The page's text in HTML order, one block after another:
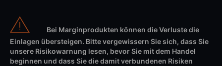
Bei Marginprodukten können die Verluste die
Einlagen übersteigen. Bitte vergewissern Sie sich, dass Sie
unsere Risikowarnung lesen, bevor Sie mit dem Handel
beginnen und dass Sie die damit verbundenen Risiken